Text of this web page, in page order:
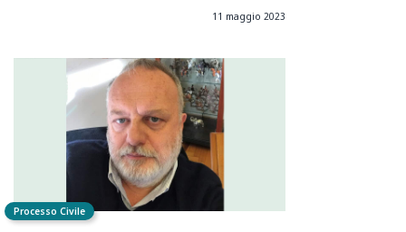
11 maggio 2023
Processo Civile